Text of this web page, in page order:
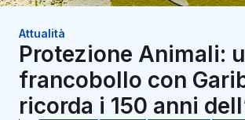
Attualità
Protezione Animali:
francobollo con
ricorda i 150 anni